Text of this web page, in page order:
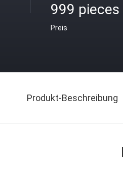
999 pieces
Preis
Produkt-Beschreibung